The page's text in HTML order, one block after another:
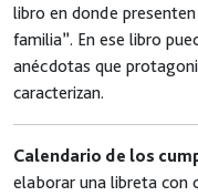
libro en donde
familia”. En ese libro
anécdotas que
caracterizan.
Calendario de los
elaborar una libreta con